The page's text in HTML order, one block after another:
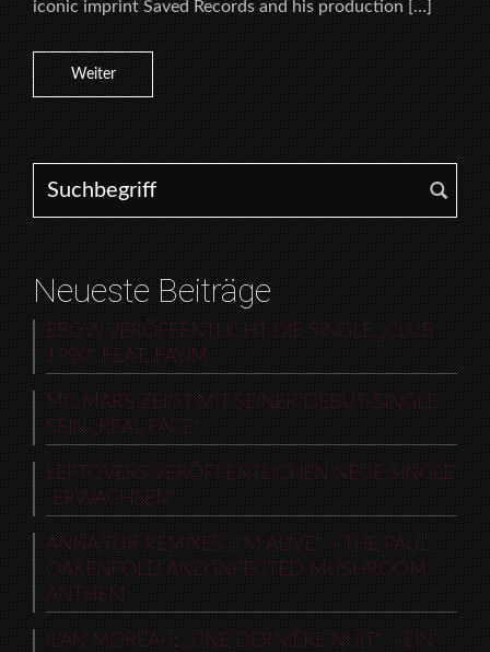
iconic imprint Saved Records and his production […]
Weiter
Search for:
Neueste Beiträge
EBOW VERÖFFENTLICHT DIE SINGLE „CLUB
1990“ FEAT. FAYIM
MC MARS ZEIGT MIT SEINER DEBUT-SINGLE
SEIN „REAL FACE“
LEFTOVERS VERÖFFENTLICHEN NEUE SINGLE
„ERWACHSEN“
ANNA TUR REMIXES „I’M ALIVE“ – THE PAUL
OAKENFOLD AND INFECTED MUSHROOM
ANTHEM
ILAN MOREAU: „UNE DERNIÈRE NUIT“ – EIN